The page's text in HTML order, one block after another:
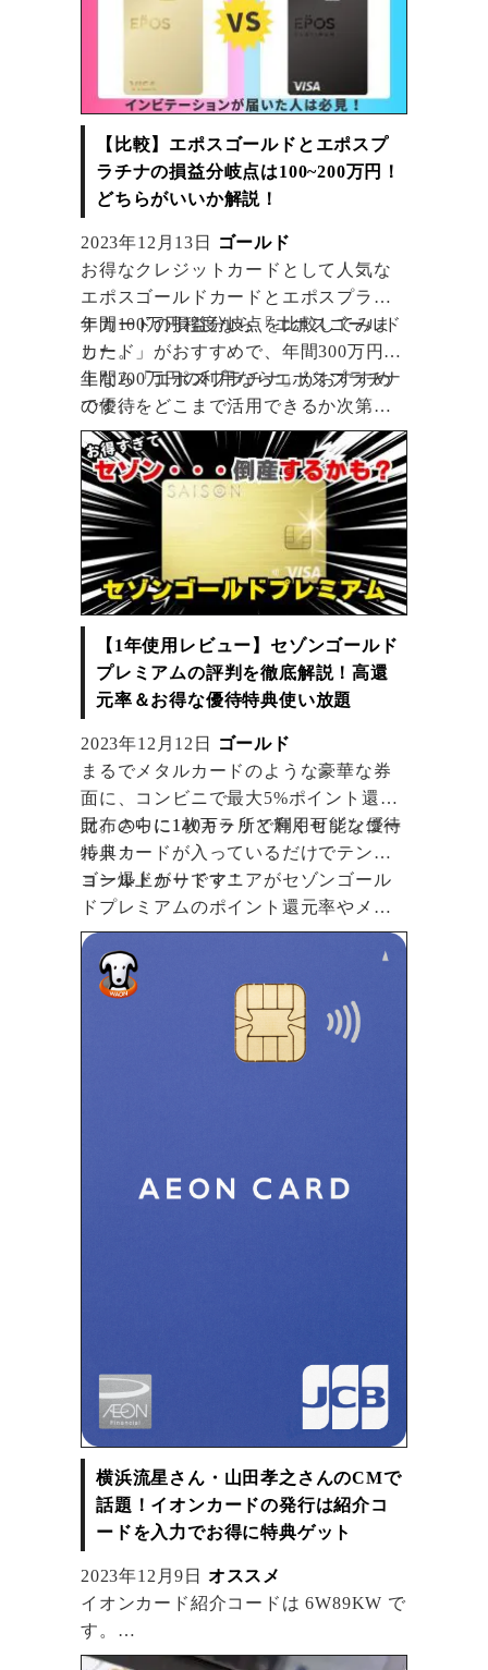
解説しています。
【比較】エポスゴールドとエポスプ
ラチナの損益分岐点は100~200万円！
どちらがいいか解説！
2023年12月13日
ゴールド
お得なクレジットカードとして人気な
エポスゴールドカードとエポスプラチ
ナカードの損益分岐点を比較してみま
した。
年間100万円程度なら「エポスゴールド
カード」がおすすめで、年間300万円以
上なら「エポスプラチナ」がおすすめ
です。
年間200万円の利用ならエポスプラチナ
の優待をどこまで活用できるか次第で
す。
【1年使用レビュー】セゾンゴールド
プレミアムの評判を徹底解説！高還
元率＆お得な優待特典使い放題
2023年12月12日
ゴールド
まるでメタルカードのような豪華な券
面に、コンビニで最大5%ポイント還
元。さらに140万ヶ所で利用可能な優待
特典！
財布の中に1枚キラリと輝くセゾンゴー
ルドカードが入っているだけでテンシ
ョン爆上がりです！
ゴールドカードマニアがセゾンゴール
ドプレミアムのポイント還元率やメリ
ット・デメリットをたっぷり解説しま
す。
横浜流星さん・山田孝之さんのCMで
話題！イオンカードの発行は紹介コ
ードを入力でお得に特典ゲット
2023年12月9日 オススメ
イオンカード紹介コードは 6W89KW で
す。
紹介IDを入力することでお得にイオン